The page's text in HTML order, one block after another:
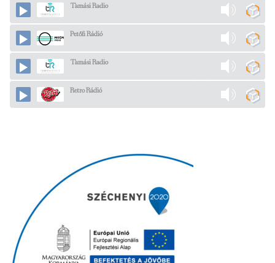
Tamási Radio
Petőfi Rádió
Tamási Radio
Retro Rádió